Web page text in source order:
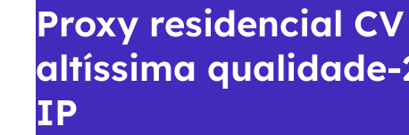
Proxy residencial
altíssima qualidade-
IP